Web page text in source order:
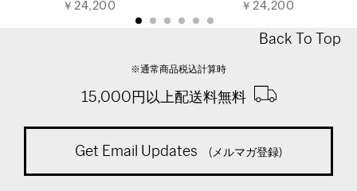
￥24,200 ￥24,200
Back To Top
※通常商品税込計算時
15,000円以上配送料無料
Get Email Updates (メルマガ登録)